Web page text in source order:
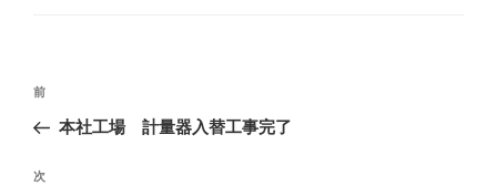
投
ナ
ビ
前
の
稿
前
本社工場 計量器入替工事完了
次
次